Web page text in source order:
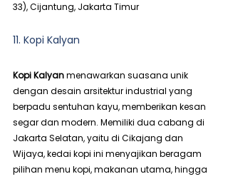
33), Cijantung, Jakarta Timur
11. Kopi Kalyan
Kopi Kalyan menawarkan suasana unik
dengan desain arsitektur industrial yang
berpadu sentuhan kayu, memberikan kesan
segar dan modern. Memiliki dua cabang di
Jakarta Selatan, yaitu di Cikajang dan
Wijaya, kedai kopi ini menyajikan beragam
pilihan menu kopi, makanan utama, hingga